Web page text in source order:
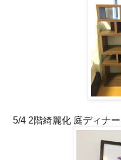
5/4 2階綺麗化 庭ディナ